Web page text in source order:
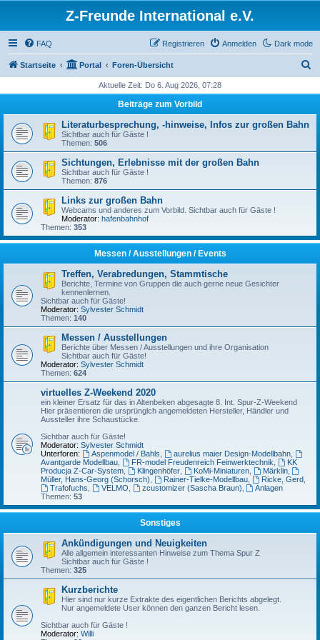
Z-Freunde International e.V.
Dark mode
FAQ Anmelden
Registrieren
Startseite Portal Foren-Übersicht
h
Aktuelle Zeit: Do 6. Aug 2026, 07:28
Beiträge zum Vorbild
Literaturbesprechung, -hinweise, Infos zur großen Bahn
Sichtbar auch für Gäste !
Themen: 506
Sichtungen, Erlebnisse mit der großen Bahn
Sichtbar auch für Gäste !
Themen: 876
Links zur großen Bahn
Webcams und anderes zum Vorbild. Sichtbar auch für Gäste !
Moderator: hafenbahnhof
Themen: 353
Messen / Ausstellungen / Events
Treffen, Verabredungen, Stammtische
Berichte, Termine von Gruppen die auch gerne neue Gesichter
kennenlernen.
Sichtbar auch für Gäste!
Moderator: Sylvester Schmidt
Themen: 140
Messen / Ausstellungen
Berichte über Messen / Ausstellungen und ihre Organisation
Sichtbar auch für Gäste!
Moderator: Sylvester Schmidt
Themen: 624
virtuelles Z-Weekend 2020
ein kleiner Ersatz für das in Altenbeken abgesagte 8. Int. Spur-Z-Weekend
Hier präsentieren die ursprünglch angemeldeten Hersteller, Händler und
Aussteller ihre Schaustücke.
Sichtbar auch für Gäste!
Moderator: Sylvester Schmidt
Unterforen:
Aspenmodel / Bahls aurelius maier Design-Modellbahn,
Avantgarde Modellbau
FR-model Freudenreich Feinwerktechnik
KK
Producja Z-Car-System
Klingenhöfer, KoMi-Miniaturen, Märklin,
Müller, Hans-Georg (Schorsch)
Rainer-Tielke-Modellbau, Ricke, Gerd,
Trafofuchs
VELMO zcustomizer (Sascha Braun)
Anlagen
Themen: 53
Sonstiges
Ankündigungen und Neuigkeiten
Alle allgemein interessanten Hinweise zum Thema Spur Z
Sichtbar auch für Gäste !
Themen: 325
Kurzberichte
Hier sind nur kurze Extrakte des eigentlichen Berichts abgelegt.
Nur angemeldete User können den ganzen Bericht lesen.
Sichtbar auch für Gäste !
Moderator: Willi